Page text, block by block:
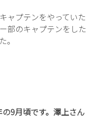
ャプテンをやっていた
部のキャプテンをした
。
9月頃です。澤上さん